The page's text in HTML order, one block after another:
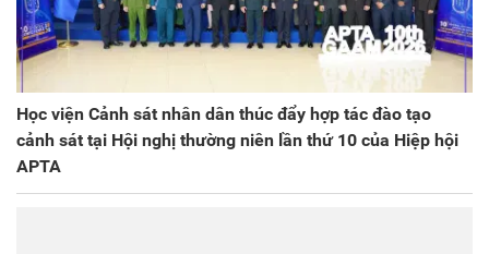
Học viện Cảnh sát nhân dân thúc đẩy hợp tác đào tạo
cảnh sát tại Hội nghị thường niên lần thứ 10 của Hiệp hội
APTA